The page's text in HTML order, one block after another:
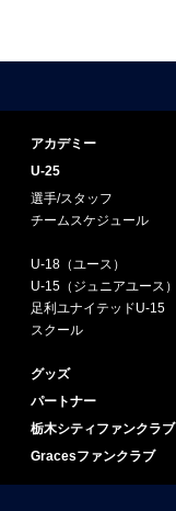
アカデミー
U-25
選手/スタッフ
チームスケジュール
U-18（ユース）
U-15（ジュニアユース）
足利ユナイテッドU-15
スクール
グッズ
パートナー
栃木シティファンクラブ
Gracesファンクラブ